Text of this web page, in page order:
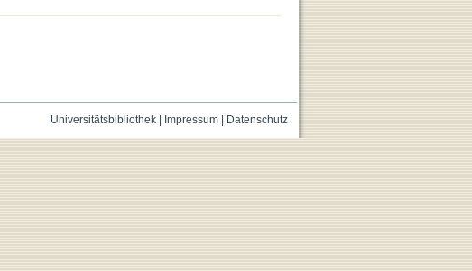
Universitätsbibliothek| Impressum| Datenschutz